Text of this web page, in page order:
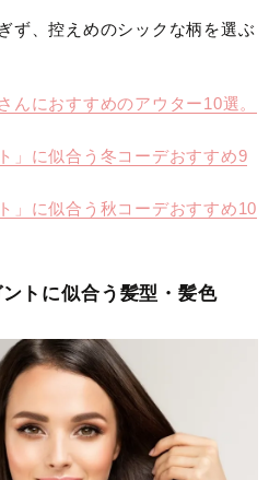
ず、控えめのシックな柄を選ぶ
んにおすすめのアウター10選。
」に似合う冬コーデおすすめ9
」に似合う秋コーデおすすめ10
トに似合う髪型・髪色